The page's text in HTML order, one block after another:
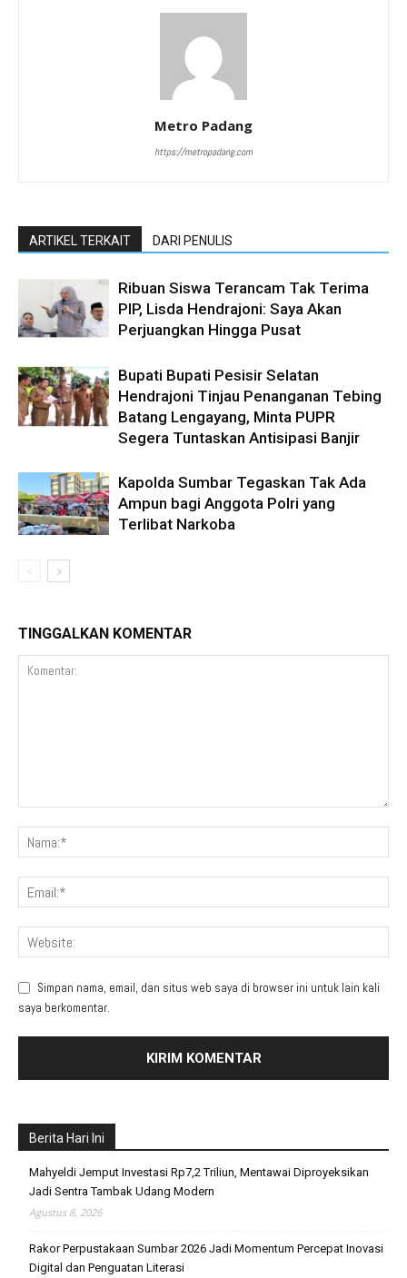
Metro Padang
https://metropadang.com
ARTIKEL TERKAIT DARI PENULIS
Ribuan Siswa Terancam Tak Terima
PIP, Lisda Hendrajoni: Saya Akan
Perjuangkan Hingga Pusat
Bupati Bupati Pesisir Selatan
Hendrajoni Tinjau Penanganan Tebing
Batang Lengayang, Minta PUPR
Segera Tuntaskan Antisipasi Banjir
Kapolda Sumbar Tegaskan Tak Ada
Ampun bagi Anggota Polri yang
Terlibat Narkoba
TINGGALKAN KOMENTAR
Simpan nama, email, dan situs web saya di browser ini untuk lain kali
saya berkomentar.
Berita Hari Ini
Mahyeldi Jemput Investasi Rp7,2 Triliun, Mentawai Diproyeksikan
Jadi Sentra Tambak Udang Modern
Agustus 8, 2026
Rakor Perpustakaan Sumbar 2026 Jadi Momentum Percepat Inovasi
Digital dan Penguatan Literasi